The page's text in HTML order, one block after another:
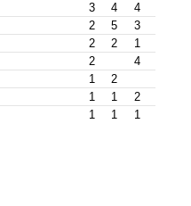
3 4
4
2 5
3
2 2
1
2
4
1
2
1 1
2
1 1 1